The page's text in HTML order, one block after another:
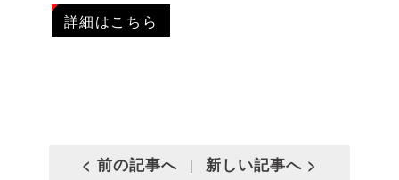
詳細はこちら
< 前の記事へ | 新しい記事へ >